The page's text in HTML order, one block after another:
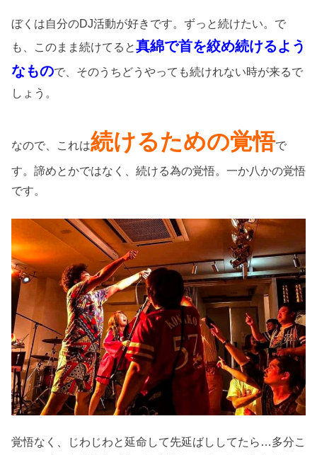
ぼくは自分のDJ活動が好きです。ずっと続けたい。で
も、このまま続けてると真綿で首を絞め続けるよう
なもので、そのうちどうやっても続けれない時が来るで
しょう。
なので、これは続けるための覚悟で
す。諦めとかではなく、続ける為の覚悟。一か八かの覚悟
です。
覚悟なく、じわじわと延命して先延ばししてたら…多分こ